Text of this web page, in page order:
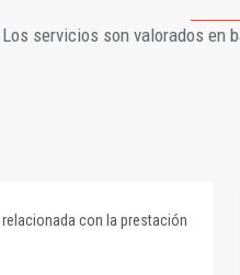
Los servicios son valorados en
relacionada con la prestación